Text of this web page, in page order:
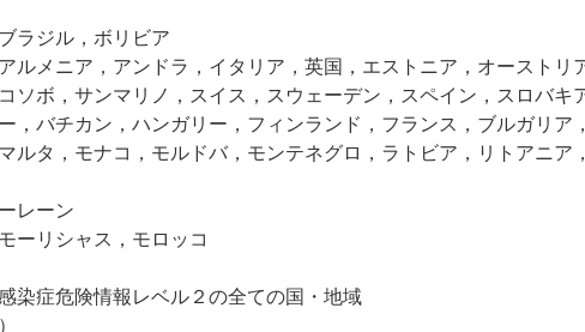
ラジル，ボリビア
メニア，アンドラ，イタリア，英国，エストニア，オーストリ
ソボ，サンマリノ，スイス，スウェーデン，スペイン，スロバキ
バチカン，ハンガリー，フィンランド，フランス，ブルガリア
ルタ，モナコ，モルドバ，モンテネグロ，ラトビア，リトアニア
レーン
ーリシャス，モロッコ
染症危険情報レベル２の全ての国・地域